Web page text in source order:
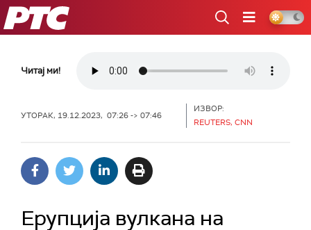
РТС
Читај ми!
УТОРАК, 19.12.2023, 07:26 -> 07:46
ИЗВОР:
REUTERS, CNN
Ерупција вулкана на